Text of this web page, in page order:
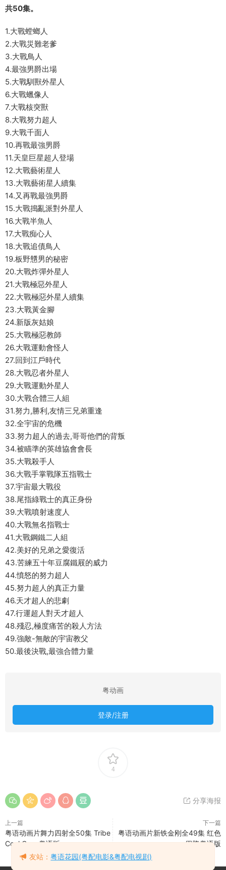
共50集。
1.大戰螳螂人
2.大戰災難老爹
3.大戰鳥人
4.最強男爵出場
5.大戰馴獸外星人
6.大戰蠟像人
7.大戰核突獸
8.大戰努力超人
9.大戰千面人
10.再戰最強男爵
11.天皇巨星超人登場
12.大戰藝術星人
13.大戰藝術星人續集
14.又再戰最強男爵
15.大戰搗亂派對外星人
16.大戰半魚人
17.大戰痴心人
18.大戰追債鳥人
19.板野戇男的秘密
20.大戰炸彈外星人
21.大戰極惡外星人
22.大戰極惡外星人續集
23.大戰黃金腳
24.新版灰姑娘
25.大戰極惡教師
26.大戰運動會怪人
27.回到江戶時代
28.大戰忍者外星人
29.大戰運動外星人
30.大戰合體三人組
31.努力,勝利,友情三兄弟重逢
32.全宇宙的危機
33.努力超人的過去,哥哥他們的背叛
34.被瞄準的英雄協會會長
35.大戰殺手人
36.大戰手掌戰隊五指戰士
37.宇宙最大戰役
38.尾指綠戰士的真正身份
39.大戰噴射速度人
40.大戰無名指戰士
41.大戰鋼鐵二人組
42.美好的兄弟之愛復活
43.苦練五十年豆腐鐵屐的威力
44.憤怒的努力超人
45.努力超人的真正力量
46.天才超人的悲劇
47.行運超人對天才超人
48.殘忍,極度痛苦的殺人方法
49.強敵-無敵的宇宙教父
50.最後決戰,最強合體力量
粤动画
登录/注册
4
分享海报
上一篇
粤语动画片舞力四射全50集 Tribe
Cool Crew粤语版
下一篇
粤语动画片新铁金刚全49集 红色
巴隆粤语版
友站：粤语花园(粤配电影&粤配电视剧)